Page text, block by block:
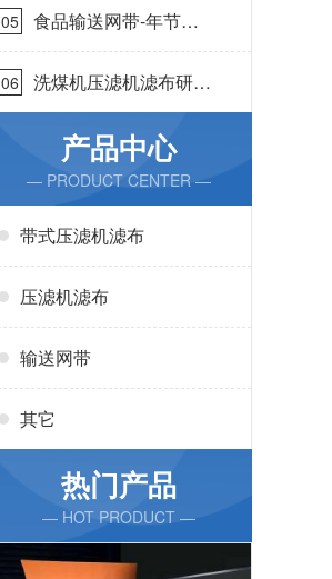
05
食品输送网带-年节省
成本75万{丹娜鸶过滤}
06
洗煤机压滤机滤布研发
生产-按需定制{丹娜鸶
过滤}产品中心
— PRODUCT CENTER —
带式压滤机滤布
压滤机滤布
输送网带
其它
热门产品
— HOT PRODUCT —